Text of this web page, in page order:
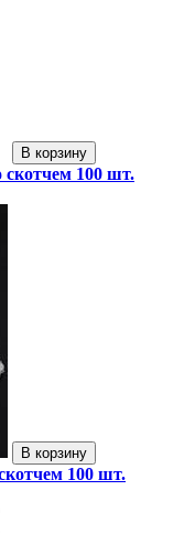
В корзину
скотчем 100 шт.
В корзину
100 шт.